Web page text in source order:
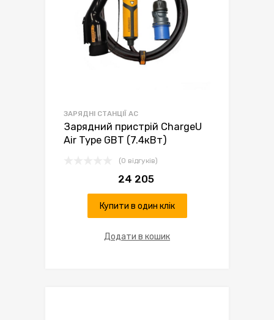
ЗАРЯДНІ СТАНЦІЇ AC
Зарядний пристрій ChargeU
Air Type GBT (7.4кВт)
(0 відгуків)
24 205
Купити в один клік
Додати в кошик